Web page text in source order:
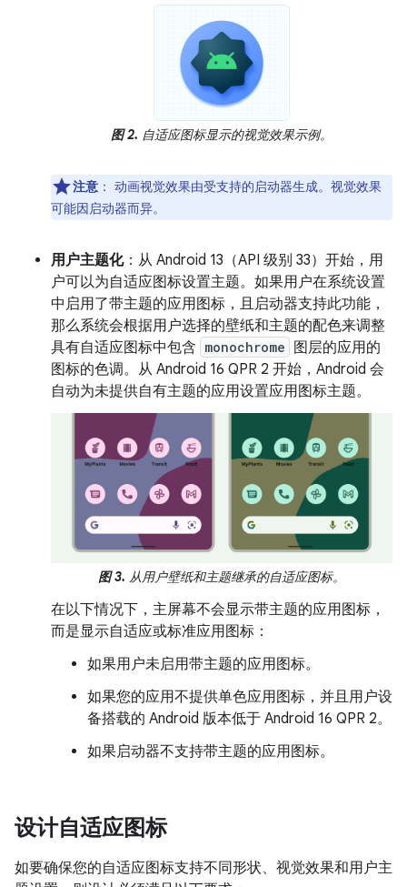
图 2. 自适应图标显示的视觉效果示例。
注意 ： 动画视觉效果由受支持的启动器生成。视觉效果
可能因启动器而异。
用户主题化：从 Android 13（API 级别 33）开始，用
户可以为自适应图标设置主题。如果用户在系统设置
中启用了带主题的应用图标，且启动器支持此功能，
那么系统会根据用户选择的壁纸和主题的配色来调整
具有自适应图标中包含 monochrome
图层的应用的
图标的色调。从 Android 16 QPR 2 开始，Android 会
自动为未提供自有主题的应用设置应用图标主题。
图 3. 从用户壁纸和主题继承的自适应图标。
在以下情况下，主屏幕不会显示带主题的应用图标，
而是显示自适应或标准应用图标：
如果用户未启用带主题的应用图标。
如果您的应用不提供单色应用图标，并且用户设
备搭载的 Android 版本低于 Android 16 QPR 2。
如果启动器不支持带主题的应用图标。
设计自适应图标
如要确保您的自适应图标支持不同形状、视觉效果和用户主